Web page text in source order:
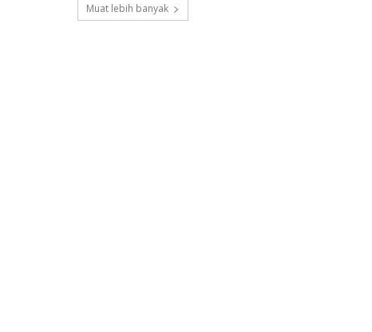
Muat lebih banyak